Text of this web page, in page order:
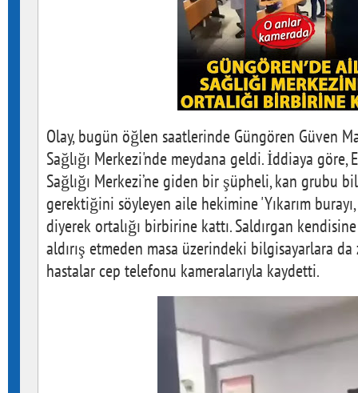
Olay, bugün öğlen saatlerinde Güngören Güven
Sağlığı Merkezi'nde meydana geldi. İddiaya
Sağlığı Merkezi’ne giden bir şüpheli, kan grubu
gerektiğini söyleyen aile hekimine 'Yıkarım
diyerek ortalığı birbirine kattı. Saldırgan
aldırış etmeden masa üzerindeki bilgisayarlara
hastalar cep telefonu kameralarıyla kaydetti.